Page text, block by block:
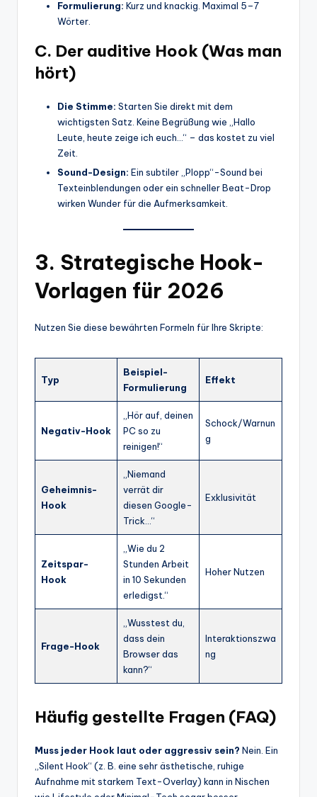
Formulierung: Kurz und knackig. Maximal 5–7
Wörter.
C. Der auditive Hook (Was man
hört)
Die Stimme: Starten Sie direkt mit dem
wichtigsten Satz. Keine Begrüßung wie „Hallo
Leute, heute zeige ich euch…“ – das kostet zu viel
Zeit.
Sound-Design: Ein subtiler „Plopp“-Sound bei
Texteinblendungen oder ein schneller Beat-Drop
wirken Wunder für die Aufmerksamkeit.
3. Strategische Hook-
Vorlagen für 2026
Nutzen Sie diese bewährten Formeln für Ihre Skripte:
Typ
Beispiel-
Formulierung
Effekt
Negativ-Hook
„Hör auf, deinen
PC so zu
reinigen!“
Schock/Warnun
g
Geheimnis-
Hook
„Niemand
verrät dir
diesen Google-
Trick…“
Exklusivität
Zeitspar-
Hook
„Wie du 2
Stunden Arbeit
in 10 Sekunden
erledigst.“
Hoher Nutzen
Frage-Hook
„Wusstest du,
dass dein
Browser das
kann?“
Interaktionszwa
ng
Häufig gestellte Fragen (FAQ)
Muss jeder Hook laut oder aggressiv sein? Nein. Ein
„Silent Hook“ (z. B. eine sehr ästhetische, ruhige
Aufnahme mit starkem Text-Overlay) kann in Nischen